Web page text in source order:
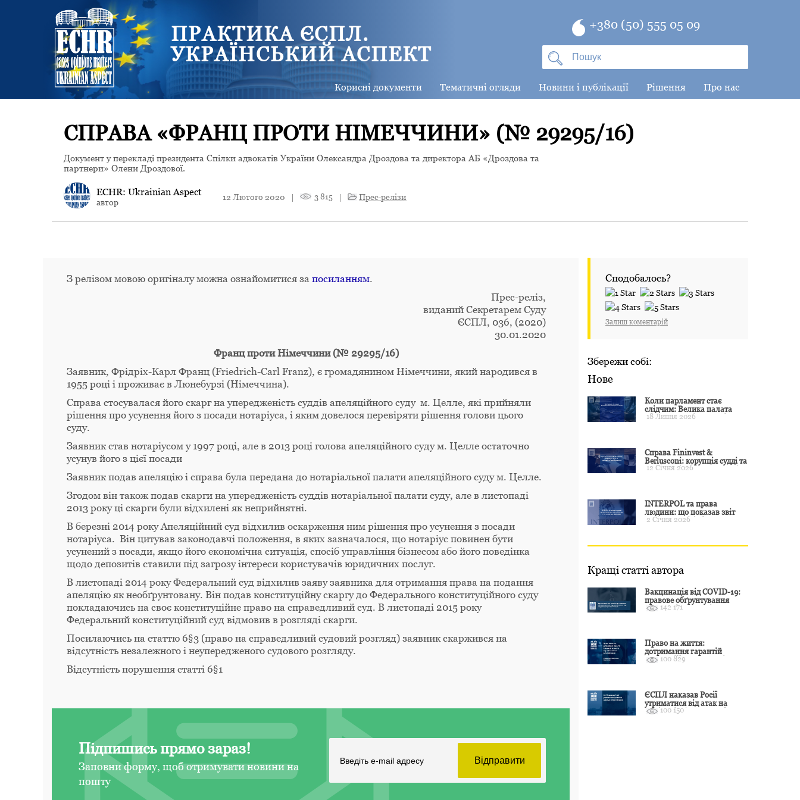
ПРАКТИКА ЄСПЛ.
УКРАЇНСЬКИЙ АСПЕКТ
+380 (50) 555 05 09
Корисні документи Тематичні огляди Новини і публікації Рішення Про нас
СПРАВА «ФРАНЦ ПРОТИ НІМЕЧЧИНИ» (№ 29295/16)
Документ у перекладі президента Спілки адвокатів України Олександра Дроздова та директора АБ «Дроздова та
партнери» Олени Дроздової.
ECHR: Ukrainian Aspect
автор
12 Лютого 2020 | 3 815 | Прес-релізи
З релізом мовою оригіналу можна ознайомитися за посиланням.
Прес-реліз,
виданий Секретарем Суду
ЄСПЛ, 036, (2020)
30.01.2020
Франц проти Німеччини (№ 29295/16)
Заявник, Фрідріх-Карл Франц (Friedrich-Carl Franz), є громадянином Німеччини, який народився в
1955 році і проживає в Люнебурзі (Німеччина).
Справа стосувалася його скарг на упередженість суддів апеляційного суду м. Целле, які прийняли
рішення про усунення його з посади нотаріуса, і яким довелося перевіряти рішення голови цього
суду.
Заявник став нотаріусом у 1997 році, але в 2013 році голова апеляційного суду м. Целле остаточно
усунув його з цієї посади
Заявник подав апеляцію і справа була передана до нотаріальної палати апеляційного суду м. Целле.
Згодом він також подав скарги на упередженість суддів нотаріальної палати суду, але в листопаді
2013 року ці скарги були відхилені як неприйнятні.
В березні 2014 року Апеляційний суд відхилив оскарження ним рішення про усунення з посади
нотаріуса. Він цитував законодавчі положення, в яких зазначалося, що нотаріус повинен бути
усунений з посади, якщо його економічна ситуація, спосіб управління бізнесом або його поведінка
щодо депозитів ставили під загрозу інтереси користувачів юридичних послуг.
В листопаді 2014 року Федеральний суд відхилив заяву заявника для отримання права на подання
апеляцію як необґрунтовану. Він подав конституційну скаргу до Федерального конституційного суду
покладаючись на своє конституційне право на справедливий суд. В листопаді 2015 року
Федеральний конституційний суд відмовив в розгляді скарги.
Посилаючись на статтю 6§3 (право на справедливий судовий розгляд) заявник скаржився на
відсутність незалежного і неупередженого судового розгляду.
Відсутність порушення статті 6§1
Підпишись прямо зараз!
Заповни форму, щоб отримувати новини на
пошту
Сподобалось?
Залиш коментарій
Збережи собі:
Нове
Коли парламент стає
слідчим: Велика палата
ЄСПЛ окреслила межі
18 Липня 2026
Справа Fininvest &
Berlusconi: корупція судді та
презумпція невинуватості
12 Січня 2026
INTERPOL та права
людини: що показав звіт
CCF за 2024 рік і чого чекати
2 Січня 2026
Кращі статті автора
Вакцинація від COVID-19:
правове обґрунтування
відмови і захист від
142 171
Право на життя:
дотримання гарантій
Конвенції залежить від
100 829
ЄСПЛ наказав Росії
утриматися від атак на
цивільні об’єкти України
100 150